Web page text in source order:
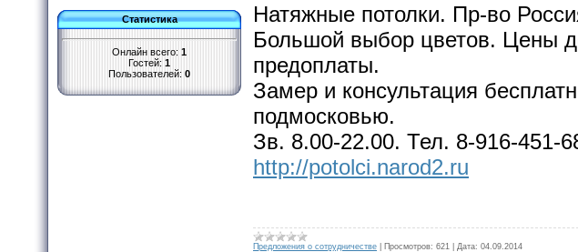
Статистика
Онлайн всего: 1
Гостей: 1
Пользователей: 0
Натяжные потолки. Пр-во
Большой выбор цветов. Цены
предоплаты.
Замер и консультация
подмосковью.
Зв. 8.00-22.00. Тел. 8-916-451-
http://potolci.narod2.ru
Предложения о сотрудничестве Просмотров: 621 Дата: 04.09.2014